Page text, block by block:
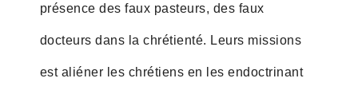
présence des faux pasteurs, des faux
docteurs dans la chrétienté. Leurs missions
est aliéner les chrétiens en les endoctrinant